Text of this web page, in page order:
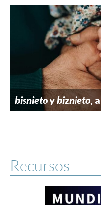
bisnietoybiznieto,
Recursos